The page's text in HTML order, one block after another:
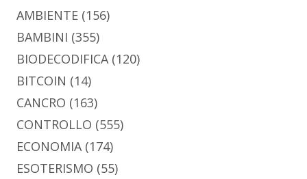
AMBIENTE (156)
BAMBINI (355)
BIODECODIFICA(120)
BITCOIN (14)
CANCRO (163)
CONTROLLO (555)
ECONOMIA(174)
ESOTERISMO (55)